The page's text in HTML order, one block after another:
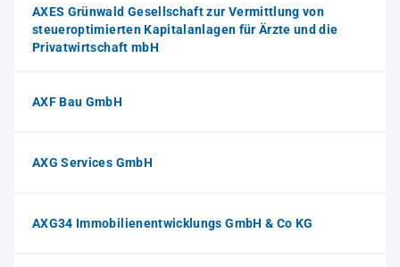
AXES Grünwald Gesellschaft zur Vermittlung von
steueroptimierten Kapitalanlagen für Ärzte und die
Privatwirtschaft mbH
AXF Bau GmbH
AXG Services GmbH
AXG34 Immobilienentwicklungs GmbH & Co KG